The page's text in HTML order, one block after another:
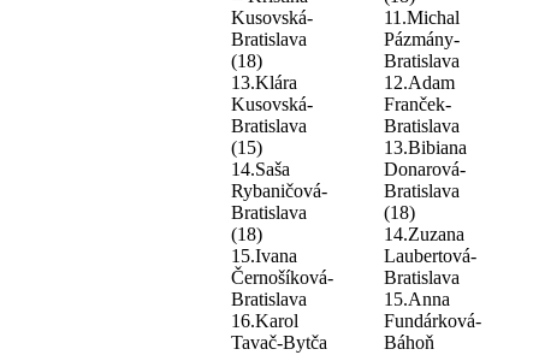
Kusovská-
Bratislava
(18)
13.Klára
Kusovská-
Bratislava
(15)
14.Saša
Rybaničová-
Bratislava
(18)
15.Ivana
Černošíková-
Bratislava
16.Karol
Tavač-Bytča
11.Michal
Pázmány-
Bratislava
12.Adam
Franček-
Bratislava
13.Bibiana
Donarová-
Bratislava
(18)
14.Zuzana
Laubertová-
Bratislava
15.Anna
Fundárková-
Báhoň